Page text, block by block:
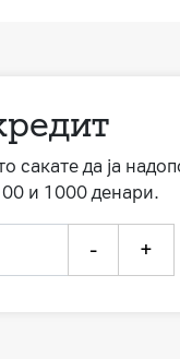
сакате да ја
и 1000 денари.
- +